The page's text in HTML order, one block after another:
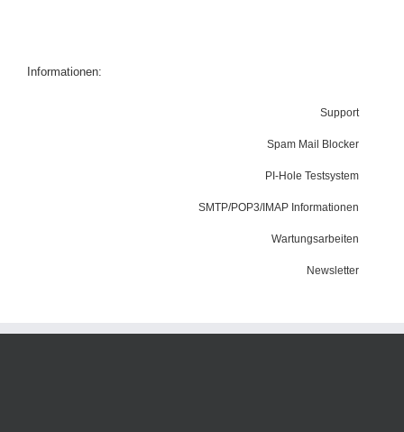
Informationen:
Support
Spam Mail Blocker
PI-Hole Testsystem
SMTP/POP3/IMAP Informationen
Wartungsarbeiten
Newsletter